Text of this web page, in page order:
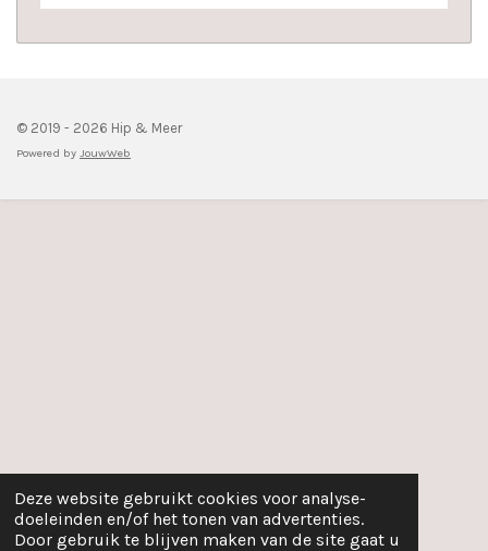
Deze website gebruikt cookies voor analyse-
doeleinden en/of het tonen van advertenties.
Door gebruik te blijven maken van de site gaat u
© 2019 - 2026 Hip & Meer
Powered by JouwWeb